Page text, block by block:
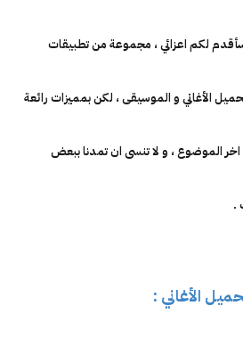
سأقدم لكم اعزائي ، مجموعة من تطبيقات
الأغاني و الموسيقى ، لكن بمميزات رائعة
اخر الموضوع ، و لا تنسى ان تمدنا ببعض
.